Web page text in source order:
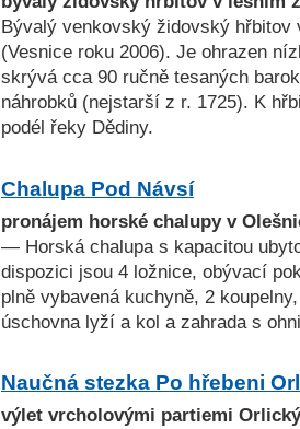
Bývalý venkovský židovský hřbitov
(Vesnice roku 2006). Je ohrazen
skrývá cca 90 ručně tesaných
náhrobků (nejstarší z r. 1725). K
podél řeky Dědiny.
Chalupa Pod Návsí
pronájem horské chalupy v
— Horská chalupa s kapacitou
dispozici jsou 4 ložnice, obývací
plně vybavená kuchyně, 2
úschovna lyží a kol a zahrada s
Naučná stezka Po hřebeni
výlet vrcholovými partiemi